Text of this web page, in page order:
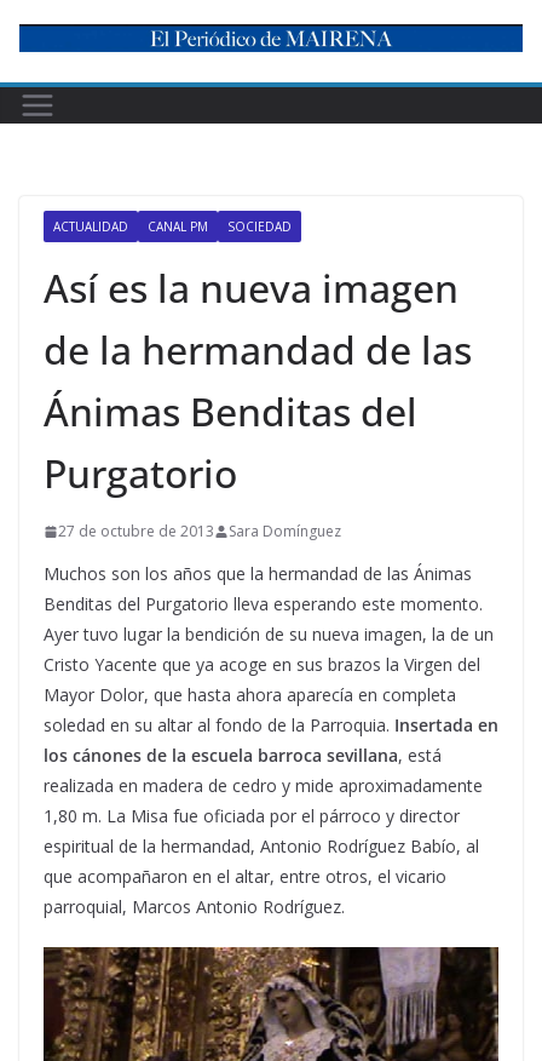
content
ACTUALIDAD CANAL PM SOCIEDAD
Así es la nueva imagen
de la hermandad de las
Ánimas Benditas del
Purgatorio
27 de octubre de 2013 Sara Domínguez
Muchos son los años que la hermandad de las Ánimas
Benditas del Purgatorio lleva esperando este momento.
Ayer tuvo lugar la bendición de su nueva imagen, la de un
Cristo Yacente que ya acoge en sus brazos la Virgen del
Mayor Dolor, que hasta ahora aparecía en completa
soledad en su altar al fondo de la Parroquia. Insertada en
los cánones de la escuela barroca sevillana, está
realizada en madera de cedro y mide aproximadamente
1,80 m. La Misa fue oficiada por el párroco y director
espiritual de la hermandad, Antonio Rodríguez Babío, al
que acompañaron en el altar, entre otros, el vicario
parroquial, Marcos Antonio Rodríguez.